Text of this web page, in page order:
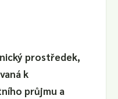
prostředek,
k
průjmu a